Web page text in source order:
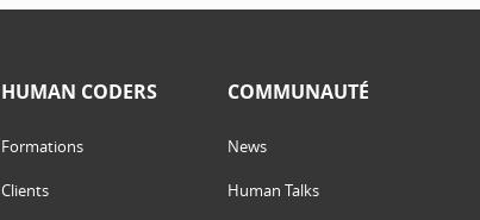
HUMAN CODERS
Formations
Clients
COMMUNAUTÉ
News
Human Talks